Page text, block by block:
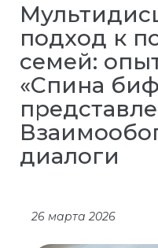
подход к
семей:
«Спина
диалоги
26 марта 2026